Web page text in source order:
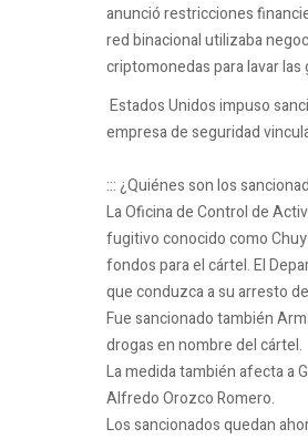
anunció restricciones
red binacional utilizaba
criptomonedas para lavar
Estados Unidos impuso
empresa de seguridad
::: ¿Quiénes son los
La Oficina de Control de
fugitivo conocido como
fondos para el cártel. El
que conduzca a su arresto
Fue sancionado también
drogas en nombre del cártel.
La medida también afecta a
Alfredo Orozco Romero.
Los sancionados quedan